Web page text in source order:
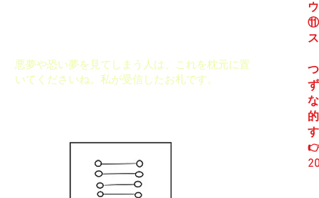
⑪
悪夢や恐い夢を見てしまう人は、これを枕元に置
いてくださいね。私が受信したお札です。